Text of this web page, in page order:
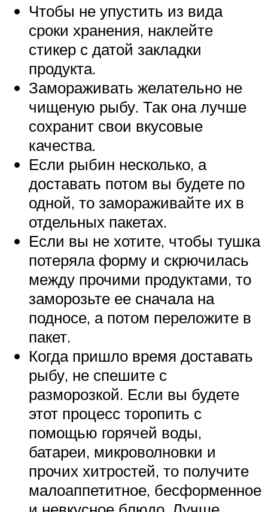
Чтобы не упустить из вида
сроки хранения, наклейте
стикер с датой закладки
продукта.
Замораживать желательно не
чищеную рыбу. Так она лучше
сохранит свои вкусовые
качества.
Если рыбин несколько, а
доставать потом вы будете по
одной, то замораживайте их в
отдельных пакетах.
Если вы не хотите, чтобы тушка
потеряла форму и скрючилась
между прочими продуктами, то
заморозьте ее сначала на
подносе, а потом переложите в
пакет.
Когда пришло время доставать
рыбу, не спешите с
разморозкой. Если вы будете
этот процесс торопить с
помощью горячей воды,
батареи, микроволновки и
прочих хитростей, то получите
малоаппетитное, бесформенное